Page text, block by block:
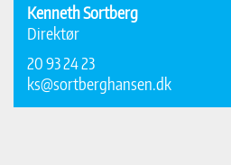
Kenneth Sortberg
Direktør
20 93 24 23
ks@sortberghansen.dk